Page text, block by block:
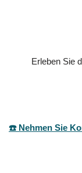
Erleben Sie
☎️ Nehmen Sie